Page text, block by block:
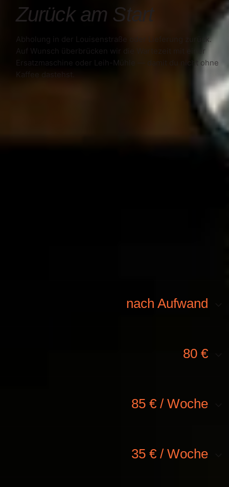
Zurück am Start
Abholung in der Louisenstraße oder Lieferung zurück.
Auf Wunsch überbrücken wir die Wartezeit mit einer
Ersatzmaschine oder Leih-Mühle — damit du nicht ohne
nach Aufwand
80 €
85 € / Woche
35 € / Woche